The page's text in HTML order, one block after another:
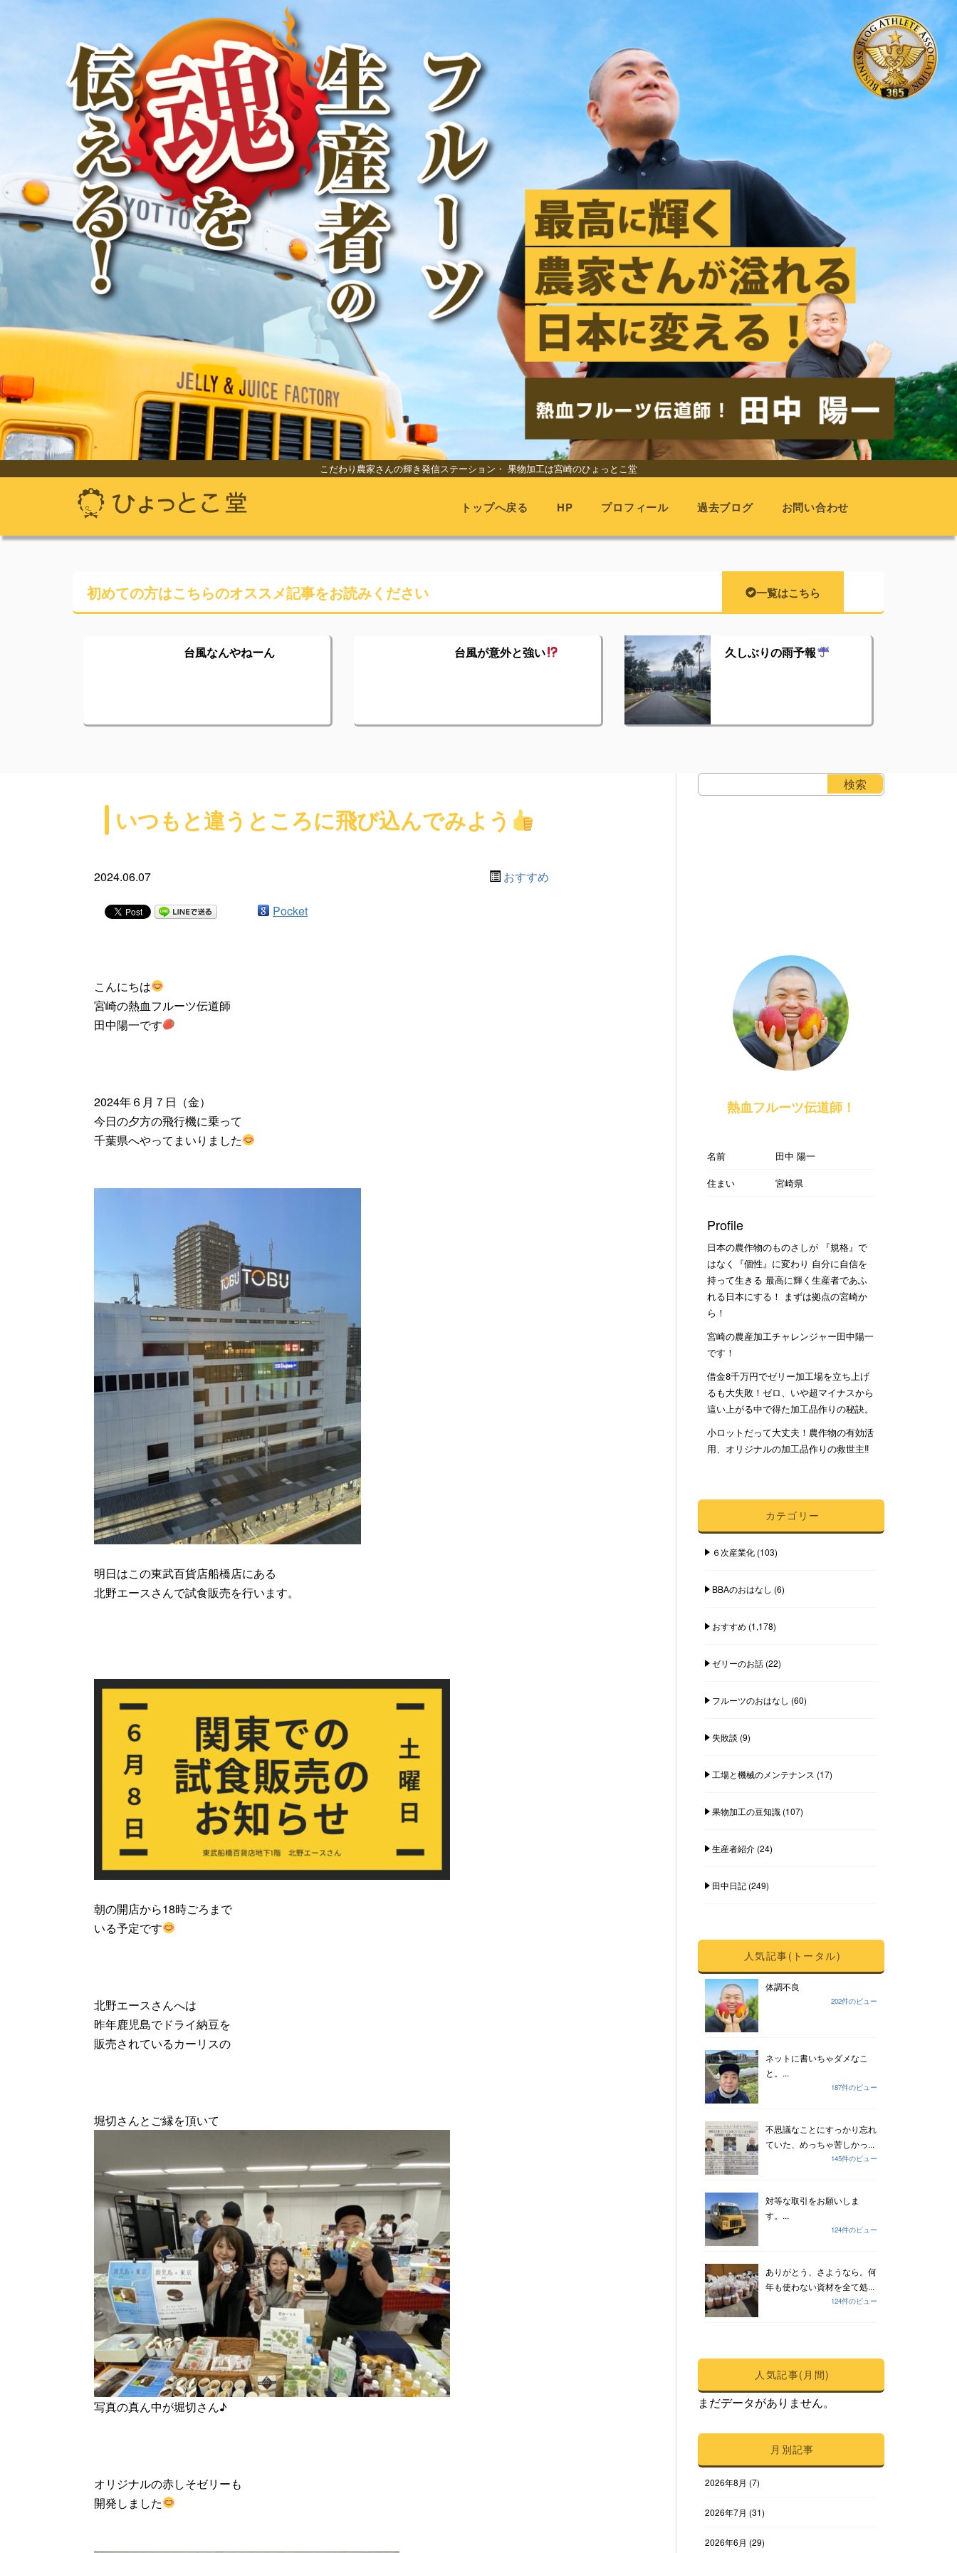
こだわり農家さんの輝き発信ステーション・ 果物加工は宮崎のひょっとこ堂
トップへ戻る HP プロフィール 過去ブログ お問い合わせ
初めての方はこちらのオススメ記事をお読みください 一覧はこちら
台風なんやねーん 台風が意外と強い 久しぶりの雨予報
いつもと違うところに飛び込んでみよう
2024.06.07 おすすめ
Pocket
こんにちは
宮崎の熱血フルーツ伝道師
田中陽一です
2024年６月７日（金）
今日の夕方の飛行機に乗って
千葉県へやってまいりました
明日はこの東武百貨店船橋店にある
北野エースさんで試食販売を行います。
朝の開店から18時ごろまで
いる予定です
北野エースさんへは
昨年鹿児島でドライ納豆を
販売されているカーリスの
堀切さんとご縁を頂いて
写真の真ん中が堀切さん♪
オリジナルの赤しそゼリーも
開発しました
熱血フルーツ伝道師！
名前
田中 陽一
住まい
宮崎県
Profile
日本の農作物のものさしが 『規格』で
はなく『個性』に変わり 自分に自信を
持って生きる 最高に輝く生産者であふ
れる日本にする！ まずは拠点の宮崎か
ら！
宮崎の農産加工チャレンジャー田中陽一
です！
借金8千万円でゼリー加工場を立ち上げ
るも大失敗！ゼロ、いや超マイナスから
這い上がる中で得た加工品作りの秘訣。
小ロットだって大丈夫！農作物の有効活
用、オリジナルの加工品作りの救世主‼︎
カテゴリー
６次産業化(103)
BBAのおはなし (6)
おすすめ (1,178)
ゼリーのお話(22)
フルーツのおはなし (60)
失敗談 (9)
工場と機械のメンテナンス (17)
果物加工の豆知識(107)
生産者紹介(24)
田中日記(249)
人気記事(トータル)
体調不良
202件のビュー
ネットに書いちゃダメなこ
と。...
187件のビュー
不思議なことにすっかり忘れ
ていた、めっちゃ苦しかっ...
145件のビュー
対等な取引をお願いしま
す。...
124件のビュー
ありがとう、さようなら。何
年も使わない資材を全て処...
124件のビュー
人気記事(月間)
まだデータがありません。
月別記事
2026年8月 (7)
2026年7月 (31)
2026年6月 (29)